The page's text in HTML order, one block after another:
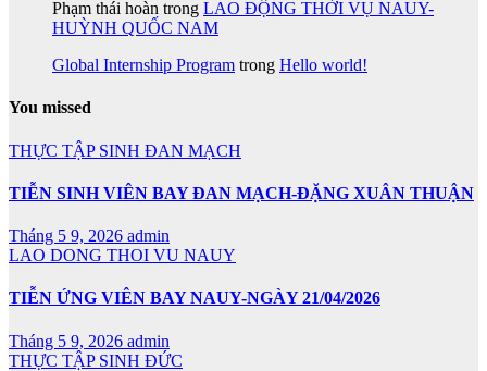
Phạm thái hoàn trong LAO ĐỘNG THỜI VỤ NAUY-
HUỲNH QUỐC NAM
Global Internship Program trong Hello world!
You missed
THỰC TẬP SINH ĐAN MẠCH
TIỄN SINH VIÊN BAY ĐAN MẠCH-ĐẶNG XUÂN THUẬN
Tháng 5 9, 2026 admin
LAO DONG THOI VU NAUY
TIỄN ỨNG VIÊN BAY NAUY-NGÀY 21/04/2026
Tháng 5 9, 2026 admin
THỰC TẬP SINH ĐỨC